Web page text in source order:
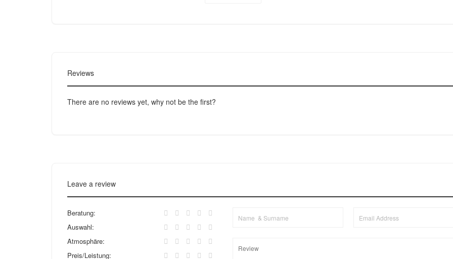
Reviews
There are no reviews yet, why not be the first?
Leave a review
Beratung:
Auswahl:
Atmosphäre:
Preis/Leistung: